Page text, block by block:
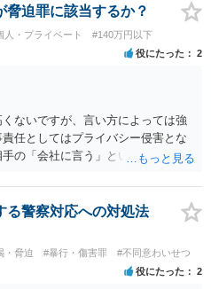
、ご自身で手続きを進めることは
をみたことがありません。 弁護士
します。 ※余談ですが、被害者通
査進行や公判期日を知ることがで
に電話してみてください。
迫罪に該当するか？
人・プライベート #140万円以下
役にたった 2
ないですが、言い方によっては強
任としてはプライバシー侵害とな
の「会社に言う」という発言は脅
でしょう。 返済がなされないので
を取るべきというのが法律相談と
言う」という行為が犯罪に該当し
トラブルを招き、相手が反発して
情によっては不法行為を主張され
うリスクもあり、何の得にもなり
る警察対応への対処法
・脅迫 #暴行・傷害罪 #不同意わいせつ
役にたった 2